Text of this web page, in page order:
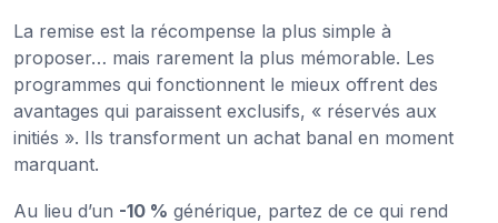
La remise est la récompense la plus simple à
proposer… mais rarement la plus mémorable. Les
programmes qui fonctionnent le mieux offrent des
avantages qui paraissent exclusifs, « réservés aux
initiés ». Ils transforment un achat banal en moment
marquant.
Au lieu d’un -10 % générique, partez de ce qui rend